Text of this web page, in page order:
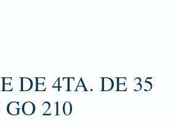
DE 4TA. DE 35
210